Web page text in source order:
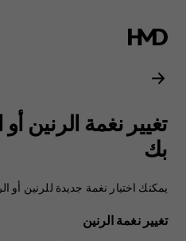
دليل
مستخدم
Nokia
2720
تغيير نغمة الرنين
بك
يمكنك اختيار نغمة جديدة للرنين أو
تغيير نغمة الرنين